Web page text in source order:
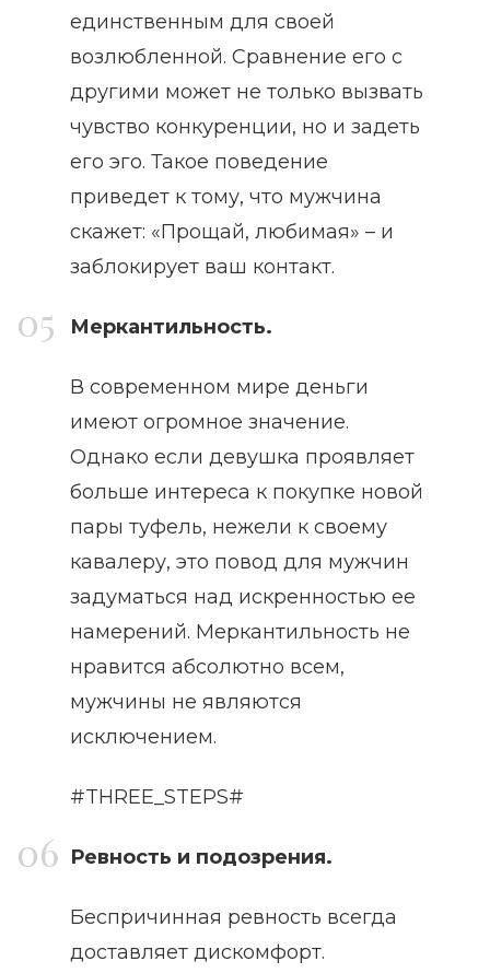
единственным для своей
возлюбленной. Сравнение его с
другими может не только вызвать
чувство конкуренции, но и задеть
его эго. Такое поведение
приведет к тому, что мужчина
скажет: «Прощай, любимая» – и
заблокирует ваш контакт.
Меркантильность.
В современном мире деньги
имеют огромное значение.
Однако если девушка проявляет
больше интереса к покупке новой
пары туфель, нежели к своему
кавалеру, это повод для мужчин
задуматься над искренностью ее
намерений. Меркантильность не
нравится абсолютно всем,
мужчины не являются
исключением.
#THREE_STEPS#
Ревность и подозрения.
Беспричинная ревность всегда
доставляет дискомфорт.